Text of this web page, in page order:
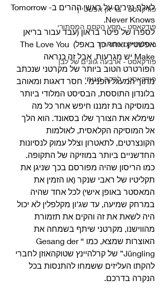
פודקאסט - בריאן אפשטיין
פודקאסט - מסע הקסם המסתורי
ביטלמניקס מתארח
פודקאסט - ארבעה גוונים של לבן
פודקאסט - להקה מגומי
לאלף נזירים על ראשי ההרים ב-Tomorrow
Never Knows.
לספרו של פיטר בראון (עבד עבור בריאן
אפשטיין ואחר כך באפל) The Love You
Make יש מגרעות, אבל זה כנראה
הפורטרט הטוב ביותר של מקרטני שנכתב
מתוך המעגל הפנימי. חסר דאגות ומאוהב
בלונדון התוססת, הבסיסט המלודי ביותר
במוסיקה בת זמננו חיפש אחר כל מה
שימלא את הצורך שלו בסאונד. הוא הלך
אל המוסיקה הקלאסית, לאולמות
הקונצרטים, לתאטרון וצלל עמוק לנסיונות
החדשניים ביותר במוזיקה של התקופה.
כמו הריסון שהיה מפורסם בכך שניגן את
תקליטיו של ראבי שנקר (או הזמין את
המאסטר באופן אישי) לכל אחד שהיה
במרחק שמיעה, עד שג’ון מקלפלין לא יכול
היה לשאת את זה והקים את תזמורת
מהווישנו, מקרטני שיתף בשמחה את
האוצרות שמצא, כמו “Gesang der
Jüngling” של קרלהיינץ שטוקהאוזן לחברי
להקתו העליזים ששמחו להתנסות בכל
הנקרה בדרכם.